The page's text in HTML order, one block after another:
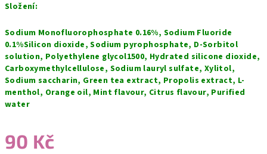
Složení:
Sodium Monofluorophosphate 0.16%, Sodium Fluoride
0.1%Silicon dioxide, Sodium pyrophosphate, D-Sorbitol
solution, Polyethylene glycol1500, Hydrated silicone dioxide,
Carboxymethylcellulose, Sodium lauryl sulfate, Xylitol,
Sodium saccharin, Green tea extract, Propolis extract, L-
menthol, Orange oil, Mint flavour, Citrus flavour, Purified
water
90 Kč